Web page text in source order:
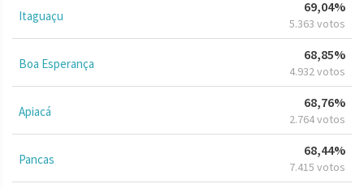
Itaguaçu
69,04%
5.363 votos
Boa Esperança
68,85%
4.932 votos
Apiacá
68,76%
2.764 votos
Pancas
68,44%
7.415 votos